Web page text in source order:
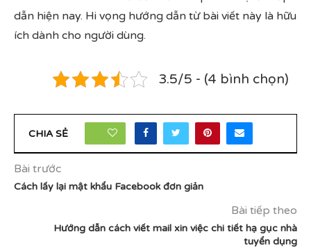
dẫn hiện nay. Hi vọng hướng dẫn từ bài viết này là hữu
ích dành cho người dùng.
3.5/5 - (4 bình chọn)
CHIA SẺ
Bài trước
Cách lấy lại mật khẩu Facebook đơn giản
Bài tiếp theo
Hướng dẫn cách viết mail xin việc chi tiết hạ gục nhà
tuyển dụng